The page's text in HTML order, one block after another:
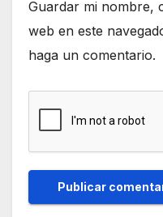
Guardar mi nombre,
web en este
haga un comentario.